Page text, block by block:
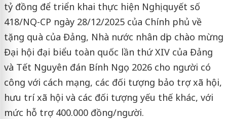
tỷ đồng để triển khai thực hiện Nghị quyết số
418/NQ-CP ngày 28/12/2025 của Chính phủ về
tặng quà của Đảng, Nhà nước nhân dịp chào mừng
Đại hội đại biểu toàn quốc lần thứ XIV của Đảng
và Tết Nguyên đán Bính Ngọ 2026 cho người có
công với cách mạng, các đối tượng bảo trợ xã hội,
hưu trí xã hội và các đối tượng yếu thế khác, với
mức hỗ trợ 400.000 đồng/người.